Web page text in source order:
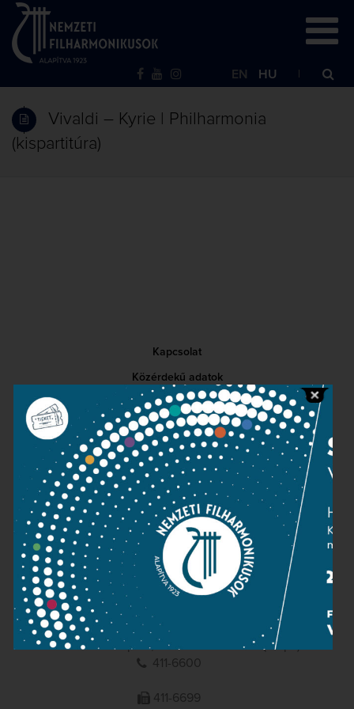
EN HU
Vivaldi – Kyrie | Philharmonia
(kispartitúra)
Kapcsolat
Közérdekű adatok
Sajtószoba
Adatvédelem
Impresszum
NEMZETI
FILHARMONIKUSOK
1095 Budapest, Komor Marcell u. 1. (Müpa)
411-6600
411-6699